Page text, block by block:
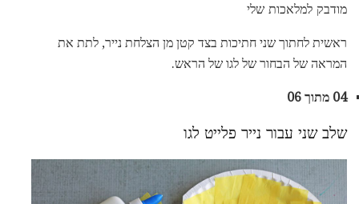
מודבק למלאכות שלי
ראשית לחתוך שני חתיכות בצד קטן מן הצלחת נייר, לתת את
המראה של הבחור של לגו של הראש.
04 מתוך 06
שלב שני עבור נייר פלייט לגו